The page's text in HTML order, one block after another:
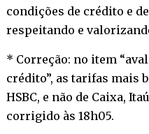
condições de crédito e
respeitando e
* Correção: no item
crédito”, as tarifas mais
HSBC, e não de Caixa,
corrigido às 18h05.